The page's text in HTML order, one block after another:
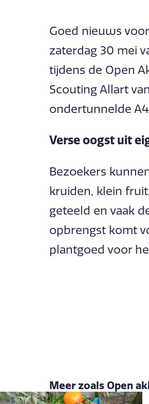
Goed nieuws
zaterdag 30 mei
tijdens de Open
Scouting Allart
ondertunnelde
Verse oogst uit
Bezoekers
kruiden, klein
geteeld en vaak
opbrengst komt
plantgoed voor
Meer zoals Open